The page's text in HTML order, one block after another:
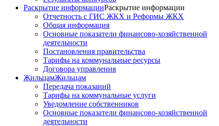
Раскрытие информацииРаскрытие информации
Отчетность с ГИС ЖКХ и Реформы ЖКХ
Общая информация
Основные показатели финансово-хозяйственной
деятельности
Постановления правительства
Тарифы на коммунальные ресурсы
Договора управления
ЖильцамЖильцам
Передача показаний
Тарифы на коммунальные услуги
Уведомление собственников
Основные показатели финансово-хозяйственной
деятельности